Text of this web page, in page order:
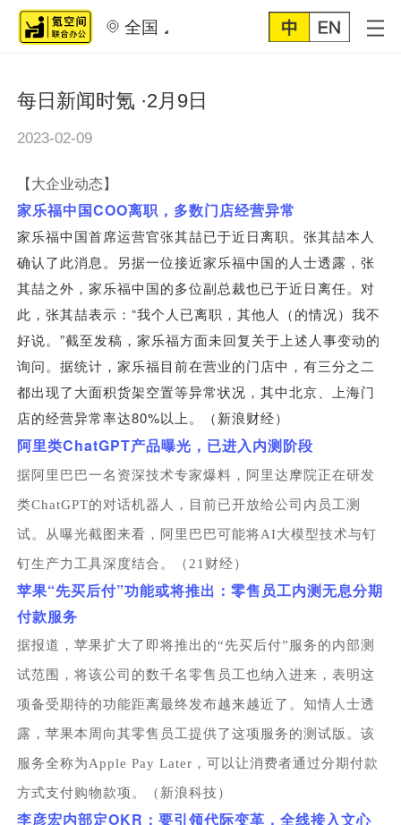
全国
每日新闻时氪 ·2月9日
2023-02-09
【大企业动态】
家乐福中国COO离职，多数门店经营异常
家乐福中国首席运营官张其喆已于近日离职。张其喆本人
确认了此消息。另据一位接近家乐福中国的人士透露，张
其喆之外，家乐福中国的多位副总裁也已于近日离任。对
此，张其喆表示：“我个人已离职，其他人（的情况）我不
好说。”截至发稿，家乐福方面未回复关于上述人事变动的
询问。据统计，家乐福目前在营业的门店中，有三分之二
都出现了大面积货架空置等异常状况，其中北京、上海门
店的经营异常率达80%以上。（新浪财经）
阿里类ChatGPT产品曝光，已进入内测阶段
据阿里巴巴一名资深技术专家爆料，阿里达摩院正在研发
类ChatGPT的对话机器人，目前已开放给公司内员工测
试。从曝光截图来看，阿里巴巴可能将AI大模型技术与钉
钉生产力工具深度结合。（21财经）
苹果“先买后付”功能或将推出：零售员工内测无息分期
付款服务
据报道，苹果扩大了即将推出的“先买后付”服务的内部测
试范围，将该公司的数千名零售员工也纳入进来，表明这
项备受期待的功能距离最终发布越来越近了。知情人士透
露，苹果本周向其零售员工提供了这项服务的测试版。该
服务全称为Apple Pay Later，可以让消费者通过分期付款
方式支付购物款项。（新浪科技）
李彦宏内部定OKR ：要引领代际变革，全线接入文心